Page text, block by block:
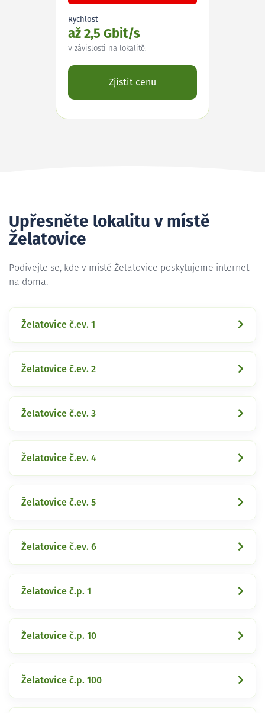
Rychlost
až 2,5 Gbit/s
V závislosti na lokalitě.
Zjistit cenu
Upřesněte lokalitu v místě
Želatovice
Podívejte se, kde v místě Želatovice poskytujeme internet
na doma.
Želatovice č.ev. 1
Želatovice č.ev. 2
Želatovice č.ev. 3
Želatovice č.ev. 4
Želatovice č.ev. 5
Želatovice č.ev. 6
Želatovice č.p. 1
Želatovice č.p. 10
Želatovice č.p. 100